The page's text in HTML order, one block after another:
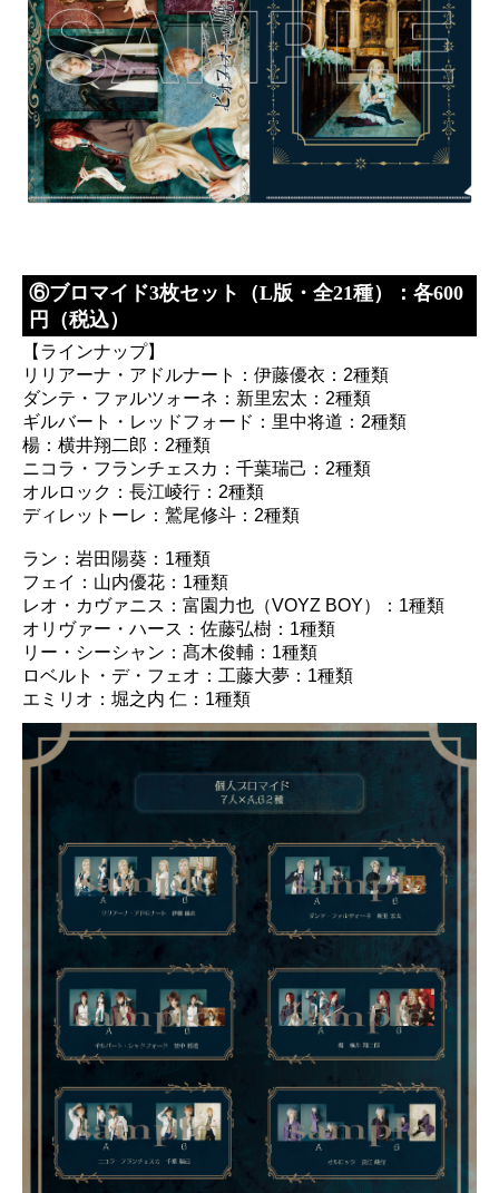
⑥ブロマイド3枚セット（L版・全21種）：各600
円（税込）
【ラインナップ】
リリアーナ・アドルナート：伊藤優衣：2種類
ダンテ・ファルツォーネ：新里宏太：2種類
ギルバート・レッドフォード：里中将道：2種類
楊：横井翔二郎：2種類
ニコラ・フランチェスカ：千葉瑞己：2種類
オルロック：長江崚行：2種類
ディレットーレ：鷲尾修斗：2種類
ラン：岩田陽葵：1種類
フェイ：山内優花：1種類
レオ・カヴァニス：富園力也（VOYZ BOY）：1種類
オリヴァー・ハース：佐藤弘樹：1種類
リー・シーシャン：髙木俊輔：1種類
ロベルト・デ・フェオ：工藤大夢：1種類
エミリオ：堀之内 仁：1種類